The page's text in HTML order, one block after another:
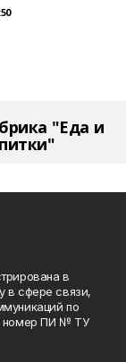
"Еда и
в
в сфере связи,
по
номер ПИ № ТУ